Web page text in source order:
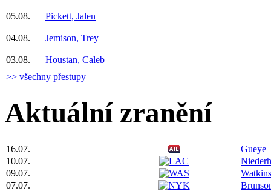
05.08. Pickett, Jalen
04.08. Jemison, Trey
03.08.
Houstan, Caleb
>> všechny přestupy
Aktuální zranění
16.07.
Gueye
10.07.
09.07.
Watkins
07.07.